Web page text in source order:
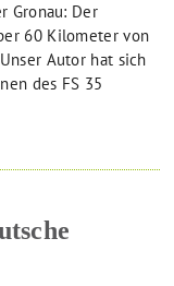
Gronau: Der
60 Kilometer von
Autor hat sich
des FS 35